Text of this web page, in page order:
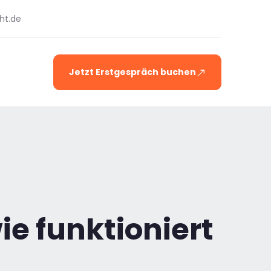
Jetzt Erstgespräch buchen
funktioniert